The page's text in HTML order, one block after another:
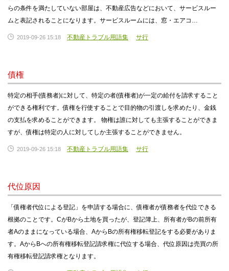
らの条件を満たしていない部屋は、不動産広告などにおいて、サービスルー
ムと表記されることになります。サービスルームには、窓・エアコ…
2019-09-26 15:18 不動産トラブル用語集 サ行
債権
特定の相手(債務者)に対して、特定の者(債権者)が一定の給付を請求すること
ができる権利です。債権を行使することで目的物の引渡しを求めたり、金銭
の支払を求めることができます。 物権は誰に対しても主張することができま
すが、債権は特定の人に対してしか主張することができません。
2019-09-26 15:18 不動産トラブル用語集 サ行
代位原因
「債権者代位による登記」を申請する場合に、債権者が債務者を代位できる
根拠のことです。CがBから土地を買ったが、登記簿上、所有者がBの前所有
者Aのままになっている場合、AからBの所有権移転登記をする必要がありま
す。AからBへの所有権移転登記請求権に代位する場合、代位原因は売買の所
有権移転登記請求権となります。